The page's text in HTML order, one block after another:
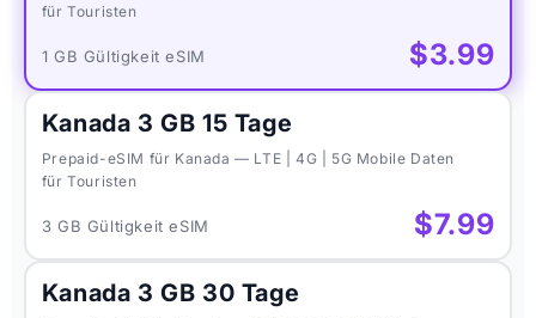
für Touristen
1 GB Gültigkeit eSIM $3.99
Kanada 3 GB 15 Tage
Prepaid-eSIM für Kanada — LTE | 4G | 5G Mobile Daten
für Touristen
3 GB Gültigkeit eSIM $7.99
Kanada 3 GB 30 Tage